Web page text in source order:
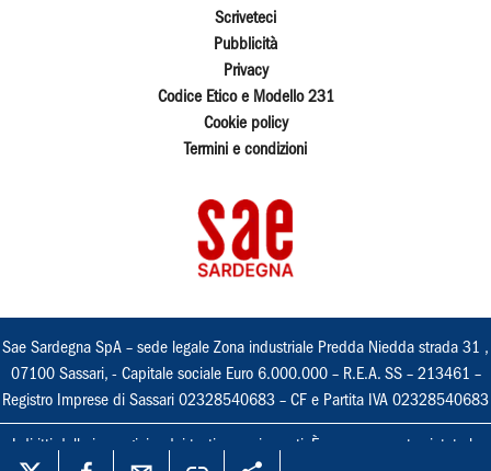
Scriveteci
Pubblicità
Privacy
Codice Etico e Modello 231
Cookie policy
Termini e condizioni
Sae Sardegna SpA – sede legale Zona industriale Predda Niedda strada 31 ,
07100 Sassari, - Capitale sociale Euro 6.000.000 – R.E.A. SS – 213461 –
Registro Imprese di Sassari 02328540683 – CF e Partita IVA 02328540683
I diritti delle immagini e dei testi sono riservati. È espressamente vietata la